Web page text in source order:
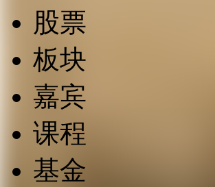
股票
板块
嘉宾
课程
基金